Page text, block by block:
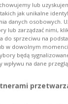
dla repatriantów
lub
jak unikalne
danych osobowych.
lub zarządzać nimi,
do sprzeciwu na
w dowolnym
będą
wpływu na dane